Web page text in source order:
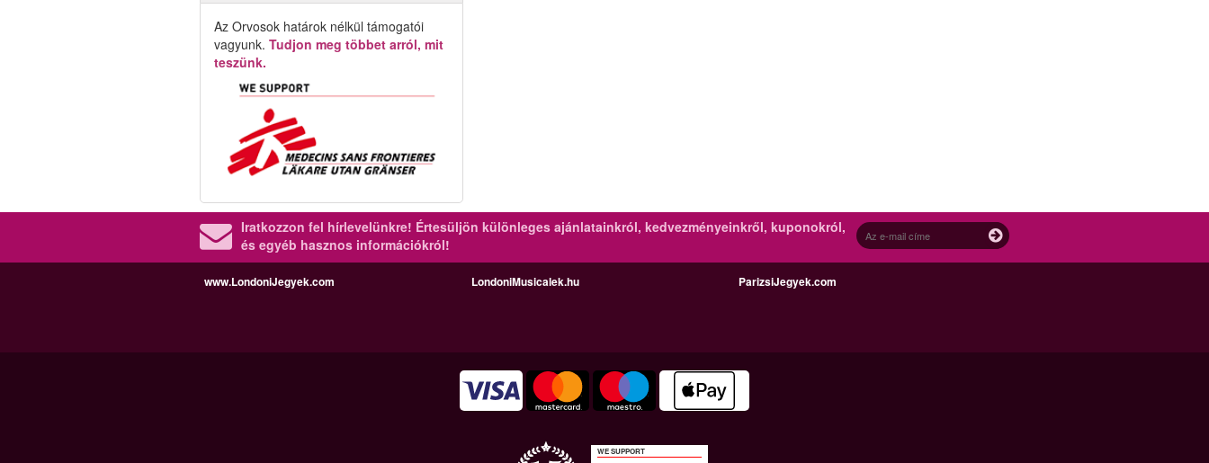
Az Orvosok határok nélkül támogatói
vagyunk. Tudjon meg többet arról, mit
teszünk.
Iratkozzon fel hírlevelünkre! Értesüljön különleges ajánlatainkról, kedvezményeinkről, kuponokról,
és egyéb hasznos információkról!
www.LondoniJegyek.com LondoniMusicalek.hu ParizsiJegyek.com
WE SUPPORT